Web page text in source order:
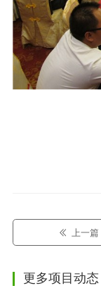
上一篇
更多项目动态